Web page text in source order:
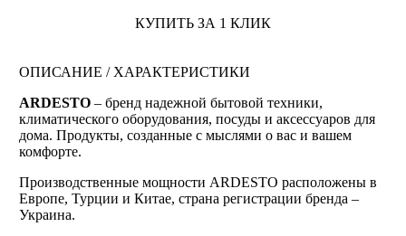
КУПИТЬ ЗА 1 КЛИК
ОПИСАНИЕ / ХАРАКТЕРИСТИКИ
ARDESTO – бренд надежной бытовой техники,
климатического оборудования, посуды и аксессуаров для
дома. Продукты, созданные с мыслями о вас и вашем
комфорте.
Производственные мощности ARDESTO расположены в
Европе, Турции и Китае, страна регистрации бренда –
Украина.